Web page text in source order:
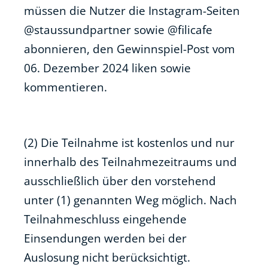
müssen die Nutzer die Instagram-Seiten
@staussundpartner sowie @filicafe
abonnieren, den Gewinnspiel-Post vom
06. Dezember 2024 liken sowie
kommentieren.
(2) Die Teilnahme ist kostenlos und nur
innerhalb des Teilnahmezeitraums und
ausschließlich über den vorstehend
unter (1) genannten Weg möglich. Nach
Teilnahmeschluss eingehende
Einsendungen werden bei der
Auslosung nicht berücksichtigt.